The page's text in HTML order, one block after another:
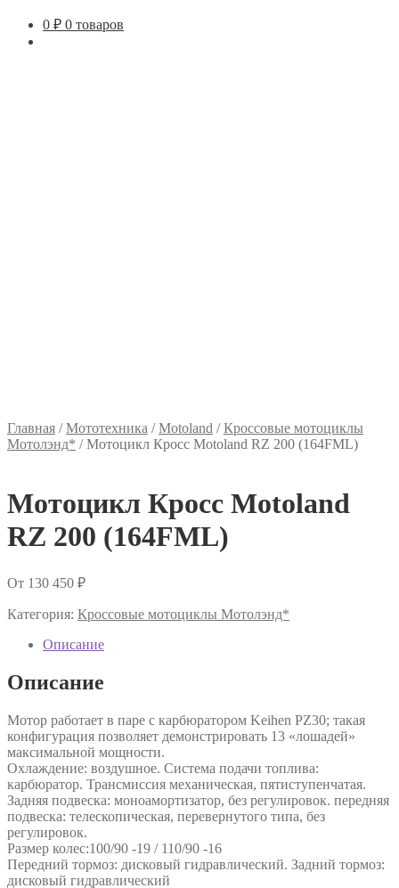
0 ₽ 0 товаров
Главная /Мототехника /Motoland /Кроссовые мотоциклы
Мотолэнд* /Мотоцикл Кросс Motoland RZ 200 (164FML)
Мотоцикл Кросс Motoland
RZ 200 (164FML)
От 130 450 ₽
Категория: Кроссовые мотоциклы Мотолэнд*
Описание
Описание
Мотор работает в паре с карбюратором Keihen PZ30; такая
конфигурация позволяет демонстрировать 13 «лошадей»
максимальной мощности.
Охлаждение: воздушное. Система подачи топлива:
карбюратор. Трансмиссия механическая, пятиступенчатая.
Задняя подвеска: моноамортизатор, без регулировок. передняя
подвеска: телескопическая, перевернутого типа, без
регулировок.
Размер колес:100/90 -19 / 110/90 -16
Передний тормоз: дисковый гидравлический. Задний тормоз:
дисковый гидравлический